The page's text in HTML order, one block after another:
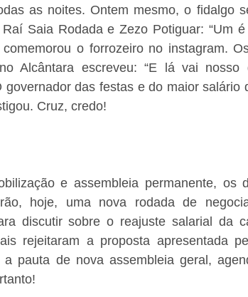
as noites. Ontem mesmo, o fidalgo
Saia Rodada e Zezo Potiguar: “Um
o forrozeiro no instagram.
Alcântara escreveu: “E lá vai nosso
governador das festas e do maior salário
Cruz, credo!
e assembleia permanente, os
hoje, uma nova rodada de
discutir sobre o reajuste salarial da
rejeitaram a proposta apresentada
a pauta de nova assembleia geral,